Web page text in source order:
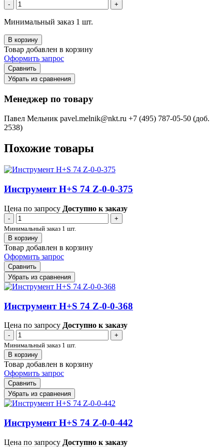
- +
Минимальный заказ 1 шт.
В корзину
Товар добавлен в корзину
Оформить запрос
Сравнить
Убрать из сравнения
Менеджер по товару
Павел Мельник pavel.melnik@nkt.ru +7 (495) 787-05-50 (доб.
2538)
Похожие товары
Инструмент H+S 74 Z-0-0-375
Цена по запросу Доступно к заказу
-
+
Минимальный заказ 1 шт.
В корзину
Товар добавлен в корзину
Оформить запрос
Сравнить
Убрать из сравнения
Инструмент H+S 74 Z-0-0-368
Цена по запросу Доступно к заказу
-
+
Минимальный заказ 1 шт.
В корзину
Товар добавлен в корзину
Оформить запрос
Сравнить
Убрать из сравнения
Инструмент H+S 74 Z-0-0-442
Цена по запросу Доступно к заказу